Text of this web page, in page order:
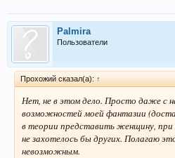
Palmira
Пользователи
Прохожий сказал(а): ↑
Нет, не в этом дело. Просто даже с
возможностей моей фантазии
в теории представить женщину, при
не захотелось бы других. Полагаю
невозможным.